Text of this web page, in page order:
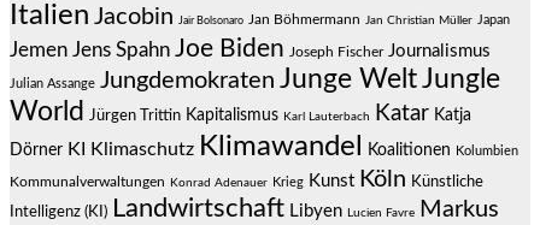
Italien Jacobin Jair Bolsonaro Jan Böhmermann Jan Christian Müller Japan
Jemen Jens Spahn Joe Biden Joseph Fischer Journalismus
Julian Assange Jungdemokraten Junge WeltJungle
World Jürgen Trittin Kapitalismus Karl Lauterbach Katar Katja
Dörner KI Klimaschutz Klimawandel Koalitionen Kolumbien
Kommunalverwaltungen Konrad Adenauer Krieg Kunst Köln Künstliche
Intelligenz (KI) Landwirtschaft Libyen Lucien Favre
Markus